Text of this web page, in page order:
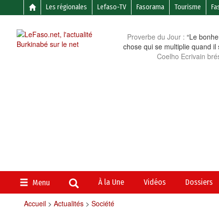
Les régionales Lefaso-TV Fasorama Tourisme
Proverbe du Jour : “Le
chose qui se multiplie quand il
Coelho Ecrivain
Menu À la Une Vidéos Dossiers
Accueil> Actualités> Société